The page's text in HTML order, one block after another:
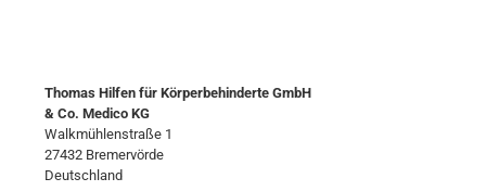
Thomas Hilfen für Körperbehinderte GmbH
& Co. Medico KG
Walkmühlenstraße 1
27432 Bremervörde
Deutschland